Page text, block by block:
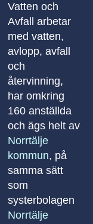
Vatten och
Avfall arbetar
med vatten,
avlopp, avfall
och
återvinning,
har omkring
160 anställda
och ägs helt av
Norrtälje
kommun, på
samma sätt
som
systerbolagen
Norrtälje